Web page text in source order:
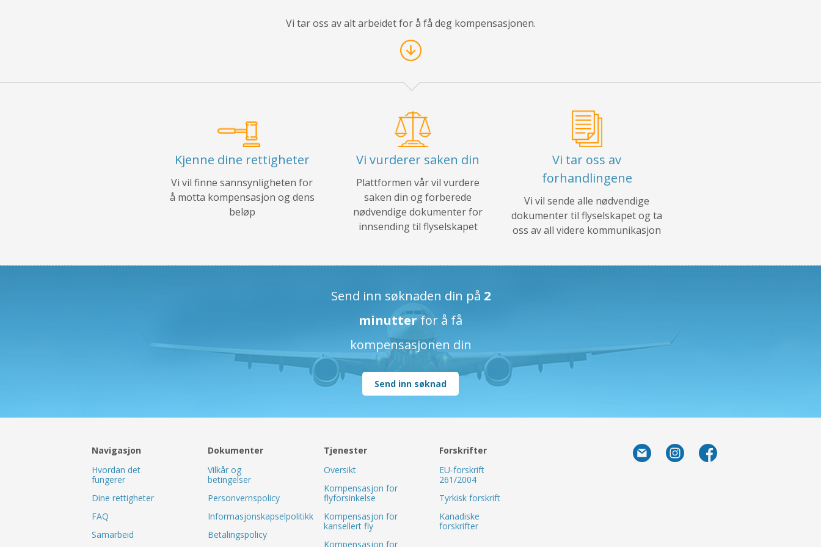
Vi tar oss av alt arbeidet for å få deg kompensasjonen.
Kjenne dine rettigheter
Vi vil finne sannsynligheten for
å motta kompensasjon og dens
beløp
Vi vurderer saken din
Plattformen vår vil vurdere
saken din og forberede
nødvendige dokumenter for
innsending til flyselskapet
Vi tar oss av
forhandlingene
Vi vil sende alle nødvendige
dokumenter til flyselskapet og ta
oss av all videre kommunikasjon
Send inn søknaden din på 2
minutter for å få
kompensasjonen din
Send inn søknad
Navigasjon
Hvordan det
fungerer
Dine rettigheter
FAQ
Samarbeid
Dokumenter
Vilkår og
betingelser
Personvernspolicy
Informasjonskapselpolitikk
Betalingspolicy
Tjenester
Oversikt
Kompensasjon for
flyforsinkelse
Kompensasjon for
kansellert fly
Kompensasjon for
Forskrifter
EU-forskrift
261/2004
Tyrkisk forskrift
Kanadiske
forskrifter